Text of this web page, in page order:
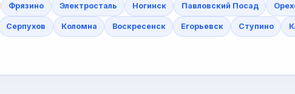
Фрязино Электросталь Ногинск Павловский Посад
Серпухов Коломна Воскресенск Егорьевск Ступино